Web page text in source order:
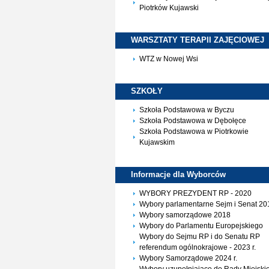
Piotrków Kujawski
WARSZTATY TERAPII ZAJĘCIOWEJ
WTZ w Nowej Wsi
SZKOŁY
Szkoła Podstawowa w Byczu
Szkoła Podstawowa w Dębołęce
Szkoła Podstawowa w Piotrkowie
Kujawskim
Informacje dla Wyborców
WYBORY PREZYDENT RP - 2020
Wybory parlamentarne Sejm i Senat
Wybory samorządowe 2018
Wybory do Parlamentu Europejskiego
Wybory do Sejmu RP i do Senatu RP
referendum ogólnokrajowe - 2023 r.
Wybory Samorządowe 2024 r.